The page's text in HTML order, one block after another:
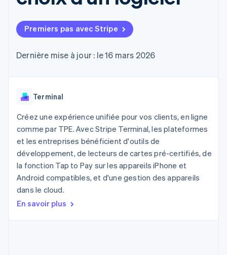
UI flexibles
paiement
Accès à plus
de 125
Paiements en
Authorization
Acceptation
Link
accélérés
Financial
Connections
Comptes
financiers
associés
Recognition
automatisée
Stripe Sigma
Rapports
Data Pipeline
des données
cryptomonnaie
l’application
Gestion financière
Plateformes
Économie des
créateurs
Jeux
Hôtellerie, voyages et
loisirs
Assurance
Médias et
divertissements
Services aux
Gérer des
Proposer une
facturation à l'usage
bancaires adossées à
des stablecoins
services avec des
Ressources
Intégrations
d'applications
Exemples de code
Blog des développeurs
Roadmap produit
annuelle
Carrières
presse
Contact
Contacter notre équipe
Devenir partenaire
Premiers pas avec Stripe
Dernière mise à jour : le 16 mars 2026
Terminal
Créez une expérience unifiée pour vos clients, en ligne
comme par TPE. Avec Stripe Terminal, les plateformes
et les entreprises bénéficient d'outils de
développement, de lecteurs de cartes pré-certifiés, de
la fonction Tap to Pay sur les appareils iPhone et
Android compatibles, et d'une gestion des appareils
dans le cloud.
En savoir plus